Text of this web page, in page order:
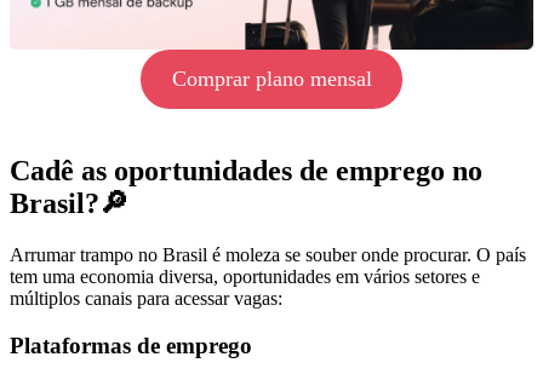
Comprar plano mensal
Cadê as oportunidades de emprego no
Brasil?🔎
Arrumar trampo no Brasil é moleza se souber onde procurar. O país
tem uma economia diversa, oportunidades em vários setores e
múltiplos canais para acessar vagas:
Plataformas de emprego